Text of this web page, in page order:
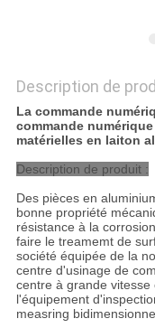
Description de
La commande
commande
matérielles en laiton
Description de produit :
Des pièces en
bonne propriété
résistance à la
faire le treamemt de
société équipée de la
centre d'usinage de
centre à grande
l'équipement
measring